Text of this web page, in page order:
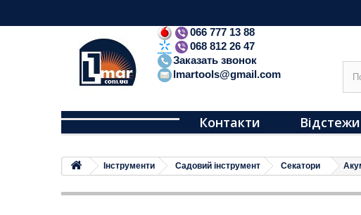
066 777 13 88
068 812 26 47
Заказать звонок
lmartools@gmail.com
Контакти
Iнструменти Садовий інструмент Секатори